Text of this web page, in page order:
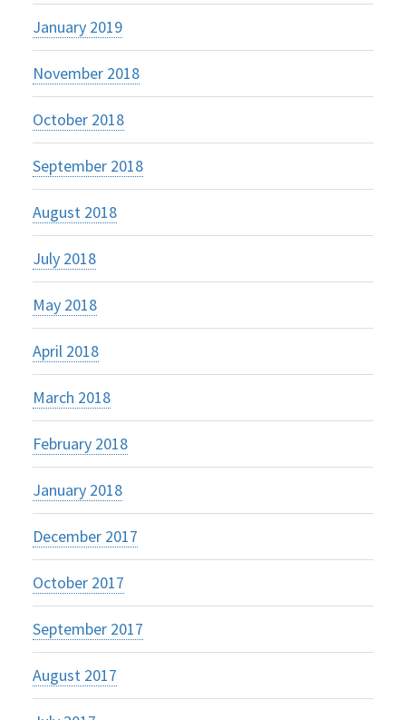
January 2019
November 2018
October 2018
September 2018
August 2018
July 2018
May 2018
April 2018
March 2018
February 2018
January 2018
December 2017
October 2017
September 2017
August 2017